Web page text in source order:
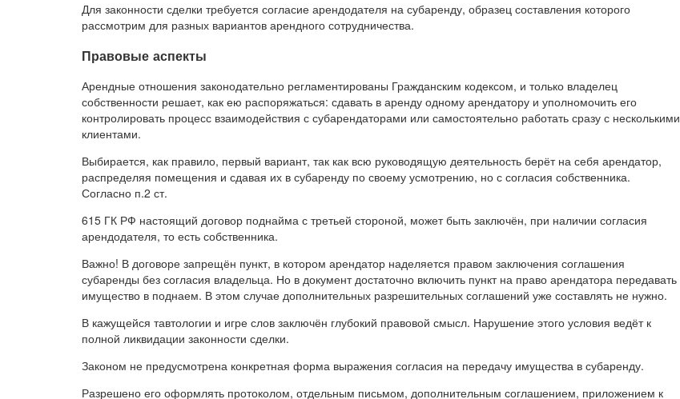
Для законности сделки требуется согласие арендодателя на субаренду, образец составления которого
рассмотрим для разных вариантов арендного сотрудничества.
Правовые аспекты
Арендные отношения законодательно регламентированы Гражданским кодексом, и только владелец
собственности решает, как ею распоряжаться: сдавать в аренду одному арендатору и уполномочить его
контролировать процесс взаимодействия с субарендаторами или самостоятельно работать сразу с несколькими
клиентами.
Выбирается, как правило, первый вариант, так как всю руководящую деятельность берёт на себя арендатор,
распределяя помещения и сдавая их в субаренду по своему усмотрению, но с согласия собственника.
Согласно п.2 ст.
615 ГК РФ настоящий договор поднайма с третьей стороной, может быть заключён, при наличии согласия
арендодателя, то есть собственника.
Важно! В договоре запрещён пункт, в котором арендатор наделяется правом заключения соглашения
субаренды без согласия владельца. Но в документ достаточно включить пункт на право арендатора передавать
имущество в поднаем. В этом случае дополнительных разрешительных соглашений уже составлять не нужно.
В кажущейся тавтологии и игре слов заключён глубокий правовой смысл. Нарушение этого условия ведёт к
полной ликвидации законности сделки.
Законом не предусмотрена конкретная форма выражения согласия на передачу имущества в субаренду.
Разрешено его оформлять протоколом, отдельным письмом, дополнительным соглашением, приложением к